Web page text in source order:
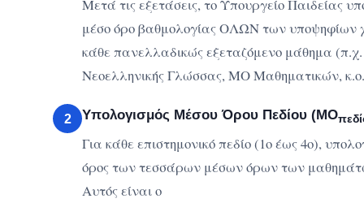
Μετά τις εξετάσεις, το Υπουργείο Παιδείας
μέσο όρο βαθμολογίας ΟΛΩΝ των υποψηφίων
κάθε πανελλαδικώς εξεταζόμενο μάθημα
Νεοελληνικής Γλώσσας, ΜΟ Μαθηματικών,
2 Υπολογισμός Μέσου Όρου Πεδίου (ΜΟ
Για κάθε επιστημονικό πεδίο (1ο έως 4ο),
όρος των τεσσάρων μέσων όρων των
Αυτός είναι ο